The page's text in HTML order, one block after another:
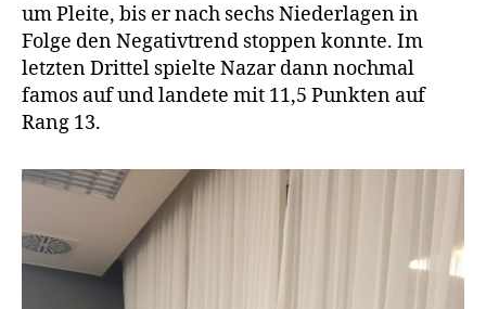
um Pleite, bis er nach sechs Niederlagen in
Folge den Negativtrend stoppen konnte. Im
letzten Drittel spielte Nazar dann nochmal
famos auf und landete mit 11,5 Punkten auf
Rang 13.